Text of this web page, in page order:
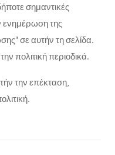
σημαντικές
ενημέρωση της
σε αυτήν τη σελίδα.
πολιτική περιοδικά.
την επέκταση,